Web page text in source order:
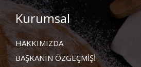
Kurumsal
HAKKIMIZDA
BAŞKANIN ÖZGEÇMİŞİ